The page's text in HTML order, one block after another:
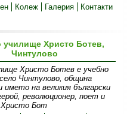
Колеж Галерия Контакти
училище Христо Ботев,
Чинтулово
Христо Ботев е учебно
Чинтулово, община
името на великия български
революционер, поет и
Христо Бот